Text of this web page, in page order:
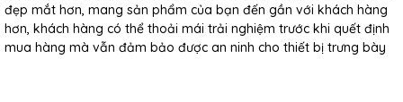
đẹp mắt hơn, mang sản phẩm của bạn đến gần với khách hàng
hơn, khách hàng có thể thoải mái trải nghiệm trước khi quết định
mua hàng mà vẫn đảm bảo được an ninh cho thiết bị trưng bày